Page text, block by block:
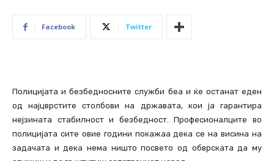
Facebook Twitter
Полицијата и безбедносните служби беа и ќе останат еден
од најцврстите столбови на државата, кои ја гарантира
нејзината стабилност и безбедност. Професионалците во
полицијата сите овие години покажаа дека се на висина на
задачата и дека нема ништо посвето од обврската да му